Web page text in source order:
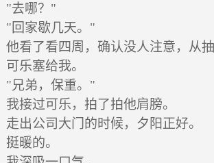
"去哪？"
"回家歇几天。"
他看了看四周，确认没人注意，从
可乐塞给我。
"兄弟，保重。"
我接过可乐，拍了拍他肩膀。
走出公司大门的时候，夕阳正好。
挺暖的。